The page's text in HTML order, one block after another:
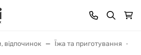
відпочинок Їжа та приготування